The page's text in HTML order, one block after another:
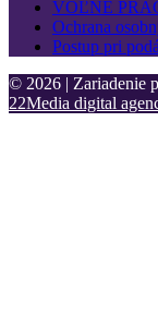
VOĽNÉ
Ochrana
Postup pri
© 2026 | Zariadenie
22Media digital